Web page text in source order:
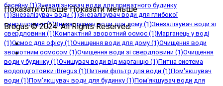
басейну (1)Знезалізнювач води для приватного будинку
(1)Знезалізувач води (1)Знезалізувач води для глибокої
свердловини(1)Знезалізувач води для дому (1)Знезалізувач води зі
свердловини (1)Компактний зворотний осмос (1)Марганець у воді
(1)Осмос для офісу (1)Очищення води для дому (1)Очищення води
зворотним осмосом (1)Очищення води зі свердловини (1)Очищення
води у будинку (1)Очищувач води від марганцю (1)Питна система
водопідготовки iBregus (1)Питний фільтр для води (1)Пом'якшувач
води (1)Пом'якшувач води для будинку (1)Пом'якшувач води для
Показати більше Показати меньше
Bregus © 2024. All Rights Reserved.